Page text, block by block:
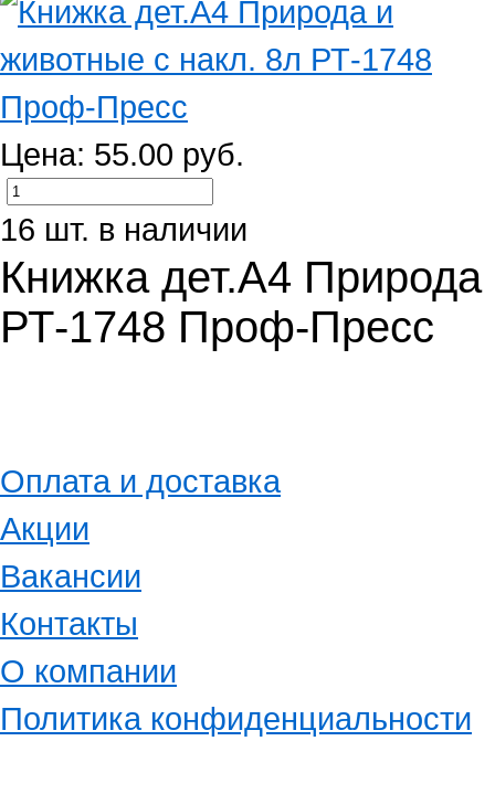
Цена: 55.00 руб.
16 шт. в наличии
Книжка дет.А4
РТ-1748 Проф-Пресс
Оплата и доставка
Акции
Вакансии
Контакты
О компании
Политика конфиденциальности